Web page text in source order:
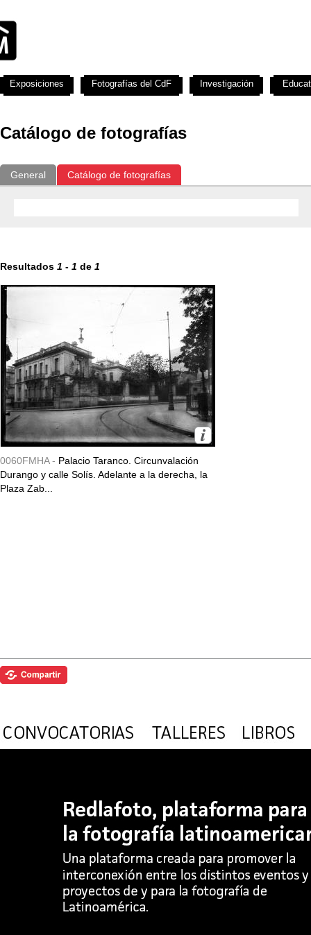
Catálogo de fotografías
General Catálogo de fotografías
Resultados 1 - 1 de 1
0060FMHA - Palacio Taranco. Circunvalación
Durango y calle Solís. Adelante a la derecha, la
Plaza Zab...
Exposiciones Fotografías del CdF Investigación